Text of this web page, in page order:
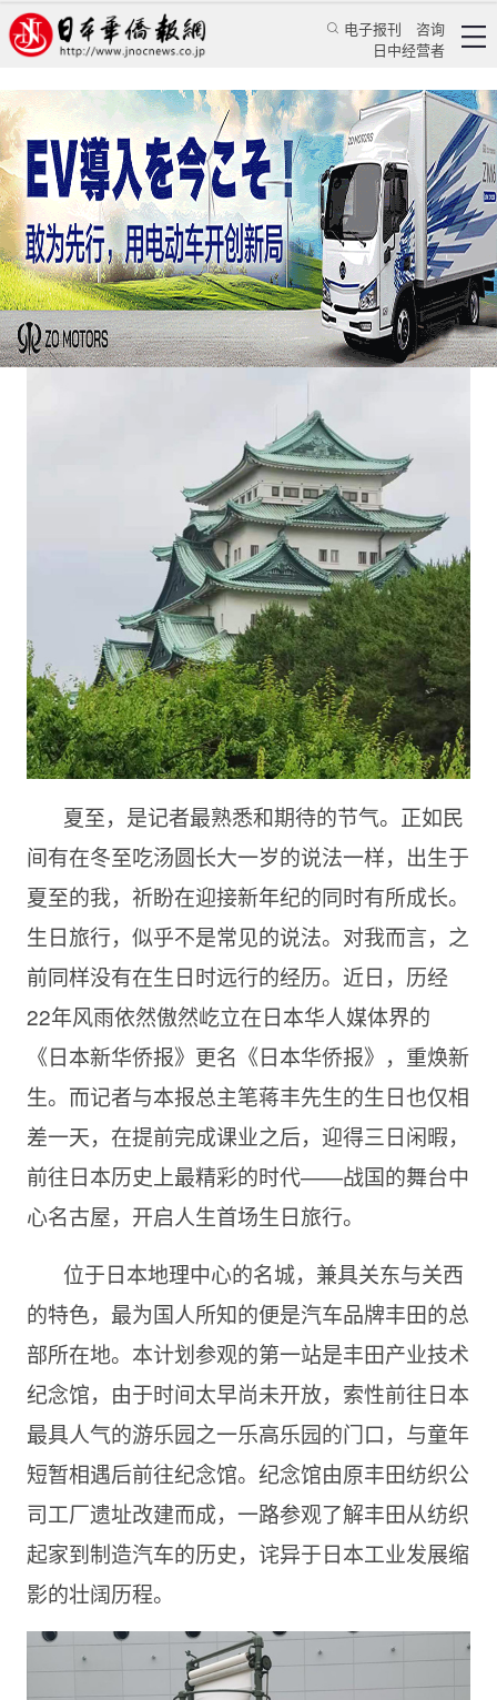
电子报刊
咨询
日中经营者
飞名古屋环游记——名古屋纪行
《日本华侨报》特约记者 叶晓光 特辑 华文汇萃
日本华侨报网 2021/6/28 10:12:51
夏至，是记者最熟悉和期待的节气。正如民
间有在冬至吃汤圆长大一岁的说法一样，出生于
夏至的我，祈盼在迎接新年纪的同时有所成长。
生日旅行，似乎不是常见的说法。对我而言，之
前同样没有在生日时远行的经历。近日，历经
22年风雨依然傲然屹立在日本华人媒体界的
《日本新华侨报》更名《日本华侨报》，重焕新
生。而记者与本报总主笔蒋丰先生的生日也仅相
差一天，在提前完成课业之后，迎得三日闲暇，
前往日本历史上最精彩的时代——战国的舞台中
心名古屋，开启人生首场生日旅行。
位于日本地理中心的名城，兼具关东与关西
的特色，最为国人所知的便是汽车品牌丰田的总
部所在地。本计划参观的第一站是丰田产业技术
纪念馆，由于时间太早尚未开放，索性前往日本
最具人气的游乐园之一乐高乐园的门口，与童年
短暂相遇后前往纪念馆。纪念馆由原丰田纺织公
司工厂遗址改建而成，一路参观了解丰田从纺织
起家到制造汽车的历史，诧异于日本工业发展缩
影的壮阔历程。